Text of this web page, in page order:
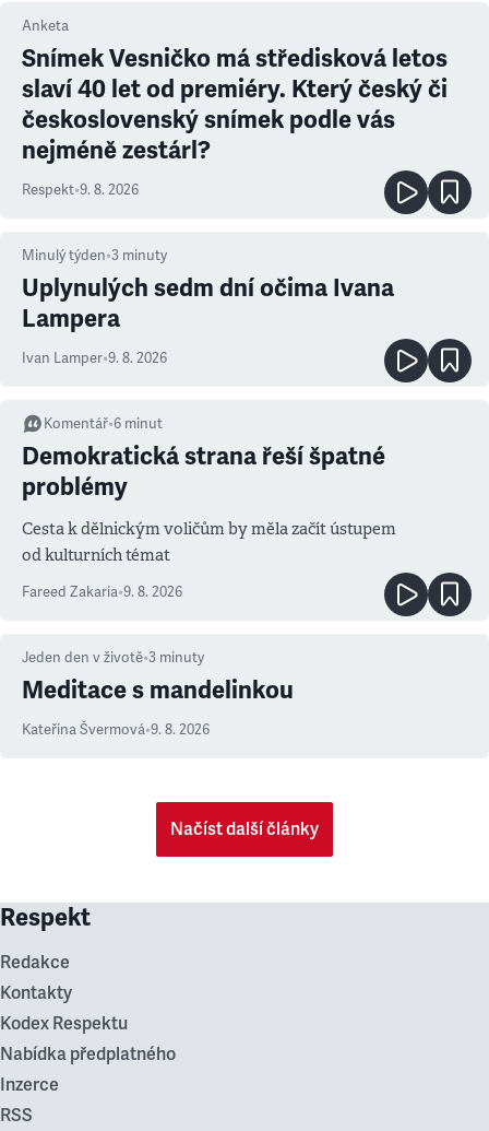
Anketa
Snímek Vesničko má středisková letos
slaví 40 let od premiéry. Který český či
československý snímek podle vás
nejméně zestárl?
Respekt•9. 8. 2026
Minulý týden•3 minuty
Uplynulých sedm dní očima Ivana
Lampera
Ivan Lamper•9. 8. 2026
Komentář•6 minut
Demokratická strana řeší špatné
problémy
Cesta k dělnickým voličům by měla začít ústupem
od kulturních témat
Fareed Zakaria•9. 8. 2026
Jeden den v životě•3 minuty
Meditace s mandelinkou
Kateřina Švermová•9. 8. 2026
Načíst další články
Respekt
Redakce
Kontakty
Kodex Respektu
Nabídka předplatného
Inzerce
RSS